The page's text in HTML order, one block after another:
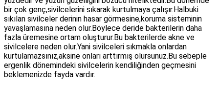
bir çok genç,sivilcelerini sıkarak kurtulmaya çalışır.Halbuki
sıkılan sivilceler derinin hasar görmesine,koruma sisteminin
yavaşlamasına neden olur.Böylece deride bakterilerin daha
fazla üremesine ortam oluşturur.Bu bakterilerde akne ve
sivilcelere neden olur.Yani sivilceleri sıkmakla onlardan
kurtulamazsınız,aksine onları arttırmış olursunuz.Bu sebeple
ergenlik dönemindeki sivilcelerin kendiliğinden geçmesini
beklemenizde fayda vardır.